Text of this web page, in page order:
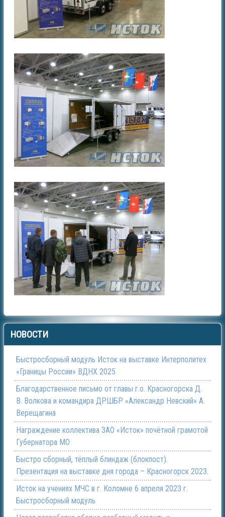
НОВОСТИ
Быстросборный модуль Исток на выставке Интерполитех
«Границы России» ВДНХ 2025
Благодарственное письмо от главы г.о. Красногорска Д.
В. Волкова и командира ДРШБР «Александр Невский» А.
Верещагина
Награждение коллектива ЗАО «Исток» почётной грамотой
Губернатора МО
Быстро сборный, тёплый блиндаж (блокпост).
Презентация на выставке дня города – Красногорск 2023.
Исток на учениях МЧС в г. Коломне 6 апреля 2023 г.
Быстросборный модуль